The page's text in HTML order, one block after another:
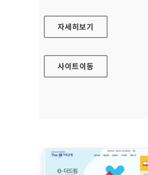
EBS 장애인서비스 홈페이지
자세히보기
사이트이동